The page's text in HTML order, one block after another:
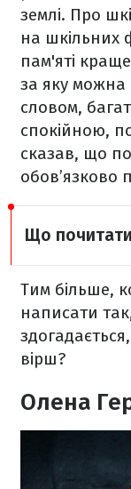
землі. Про
на шкільних
пам'яті
за яку
словом,
спокійною,
сказав, що
Що почитати
Тим більше,
написати
вірш?
Олена